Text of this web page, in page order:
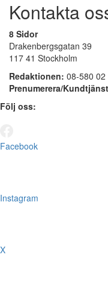
Kontakta
8 Sidor
Drakenbergsgatan 39
117 41 Stockholm
Redaktionen: 08-580 02
Prenumerera/
Följ oss:
Facebook
Instagram
X